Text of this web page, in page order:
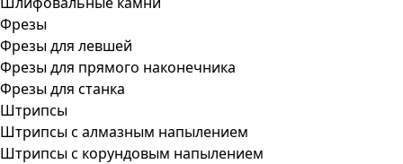
Фрезы
Фрезы для левшей
Фрезы для прямого наконечника
Фрезы для станка
Штрипсы
Штрипсы c алмазным напылением
Штрипсы c корундовым напылением